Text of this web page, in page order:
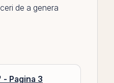
de a genera
Pagina 3